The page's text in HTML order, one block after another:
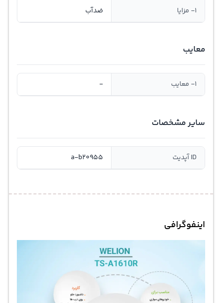
1- مزایا ضدآب
معایب
1- معایب -
سایر مشخصات
ID آپدیت a-b20955
اینفوگرافی